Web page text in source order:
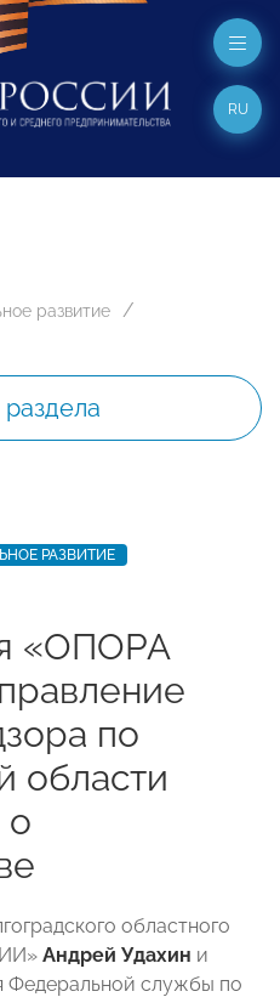
RU
развитие
РАЗВИТИЕ
«ОПОРА
по
области
о
областного
Андрей Удахин и
Федеральной службы по